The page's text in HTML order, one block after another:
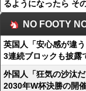
るようになったら そ
NO FOOTY
英国人「安心感が違
3連続ブロックも披露
外国人「狂気の沙汰
2030年W杯決勝の開